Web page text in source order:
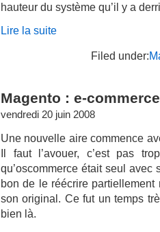
hauteur du système qu’il y a
Lire la suite
Filed under:
Magento : e-
vendredi 20 juin 2008
Une nouvelle aire commence
Il faut l’avouer, c’est pas
qu’oscommerce était seul
bon de le réécrire partiellement
son original. Ce fut un temps
bien là.